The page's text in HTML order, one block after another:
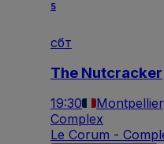
5
сбт
The Nutcracker
19:30
Complex
Le Corum -